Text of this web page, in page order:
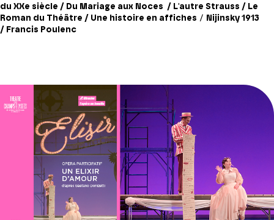
du XXe siècle / Du Mariage aux Noces / L'autre Strauss / Le
Roman du Théâtre / Une histoire en affiches / Nijinsky 1913
/ Francis Poulenc